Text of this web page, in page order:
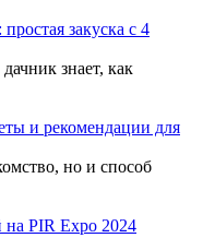
закуска с 4
знает, как
и рекомендации для
но и способ
PIR Expo 2024